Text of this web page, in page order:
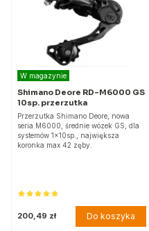
W magazynie
Shimano Deore RD-M6000 GS
10sp. przerzutka
Przerzutka Shimano Deore, nowa
seria M6000, średnie wózek GS, dla
systemów 1x10sp., największa
koronka max 42 zęby.
200,49 zł Do koszyka